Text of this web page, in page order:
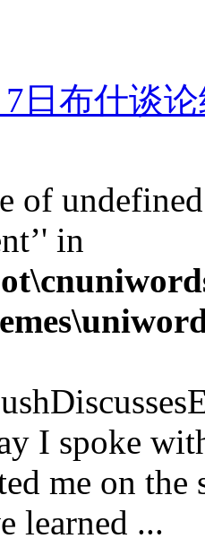
7日布什谈
of
in
I spoke
me on the
learned ...